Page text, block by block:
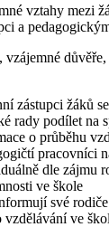
vztahy mezi
a
zástupci žáků
rady podílet na
o průběhu
pracovníci
dle zájmu
ve škole
své
vzdělávání ve